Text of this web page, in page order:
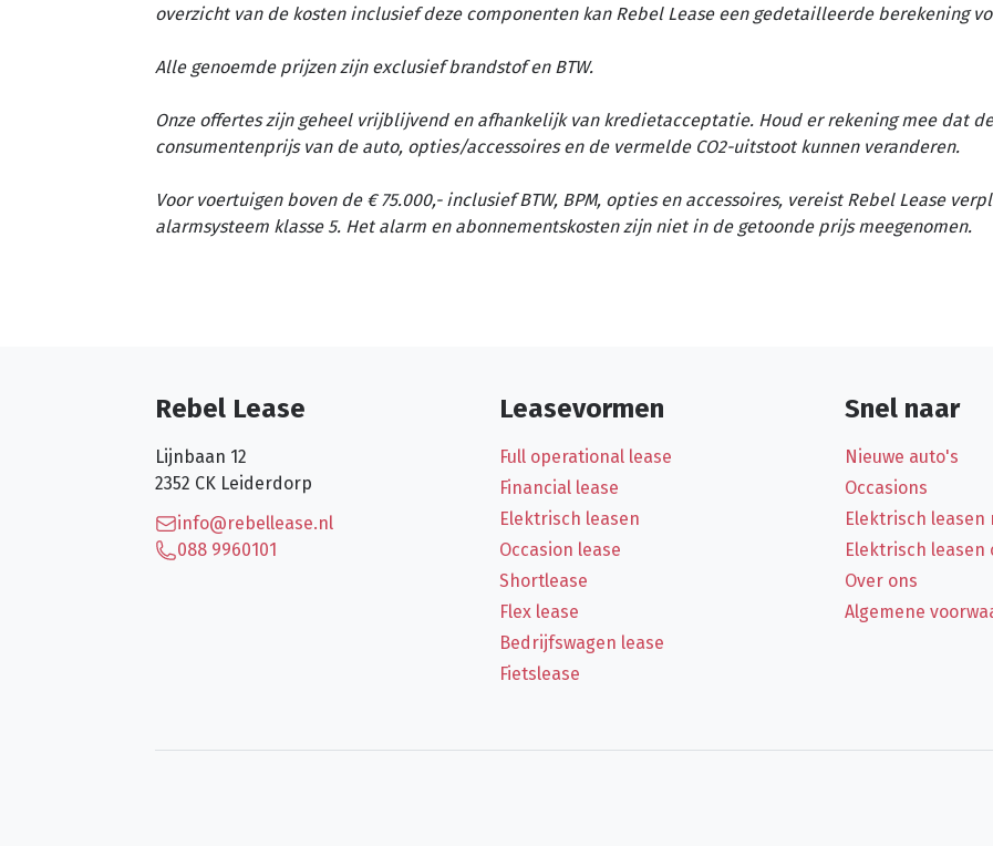
overzicht van de kosten inclusief deze componenten kan Rebel Lease een gedetailleerde berekening
Alle genoemde prijzen zijn exclusief brandstof en BTW.
Onze offertes zijn geheel vrijblijvend en afhankelijk van kredietacceptatie. Houd er rekening mee dat de
consumentenprijs van de auto, opties/accessoires en de vermelde CO2-uitstoot kunnen veranderen.
Voor voertuigen boven de € 75.000,- inclusief BTW, BPM, opties en accessoires, vereist Rebel Lease
alarmsysteem klasse 5. Het alarm en abonnementskosten zijn niet in de getoonde prijs meegenomen.
Rebel Lease
Lijnbaan 12
2352 CK Leiderdorp
info@rebellease.nl
088 9960101
Leasevormen
Full operational lease
Financial lease
Elektrisch leasen
Occasion lease
Shortlease
Flex lease
Bedrijfswagen lease
Fietslease
Snel naar
Nieuwe auto's
Occasions
Elektrisch leasen
Elektrisch leasen
Over ons
Algemene